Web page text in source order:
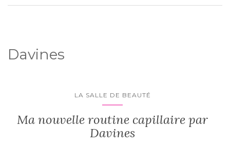
Davines
LA SALLE DE BEAUTÉ
Ma nouvelle routine capillaire par
Davines